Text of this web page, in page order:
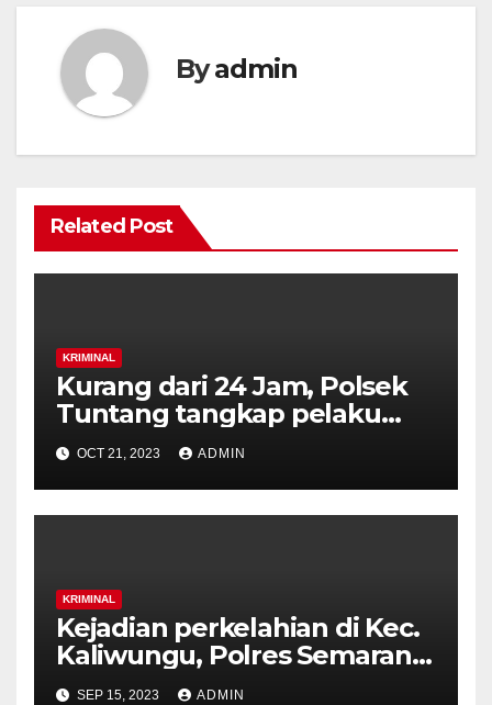
Byadmin
Related Post
KRIMINAL
Kurang dari 24 Jam, Polsek
Tuntang tangkap pelaku
penusukan karyawan
Koperasi.
OCT 21, 2023 ADMIN
KRIMINAL
Kejadian perkelahian di Kec.
Kaliwungu, Polres Semarang
Gelar Press Release.
SEP 15, 2023 ADMIN